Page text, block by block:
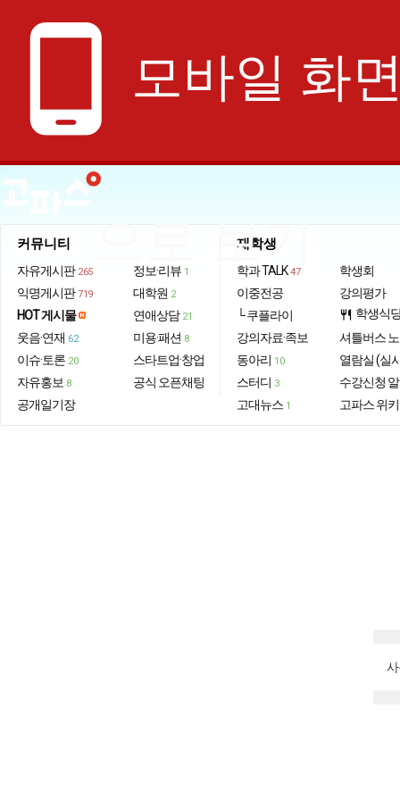
phone_android 모바일 화
으로 보기
커뮤니티
자유게시판 265
익명게시판 719
HOT 게시물
웃음·연재 62
이슈·토론 20
자유홍보 8
공개일기장
정보·리뷰 1
대학원 2
연애상담 21
미용·패션 8
스타트업·창업
공식 오픈채팅
재학생
학과 TALK 47
이중전공
└ 쿠플라이
강의자료·족보
동아리 10
스터디 3
고대뉴스 1
학생회
강의평가
restaurant 학생식
셔틀버스
열람실 (실
수강신청
고파스 위키